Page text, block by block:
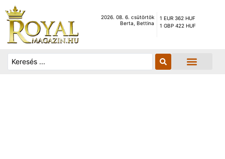
2026. 08. 6. csütörtök
Berta, Bettina
1 EUR 362 HUF
1 GBP 422 HUF